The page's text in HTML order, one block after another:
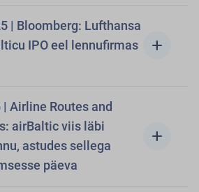
| Bloomberg: Lufthansa
IPO eel lennufirmas
add
Airline Routes and
airBaltic viis läbi
astudes sellega
päeva
add